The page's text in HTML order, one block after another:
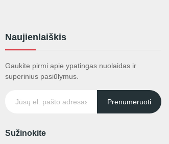
Naujienlaiškis
Gaukite pirmi apie ypatingas nuolaidas ir
superinius pasiūlymus.
Prenumeruoti
Sužinokite